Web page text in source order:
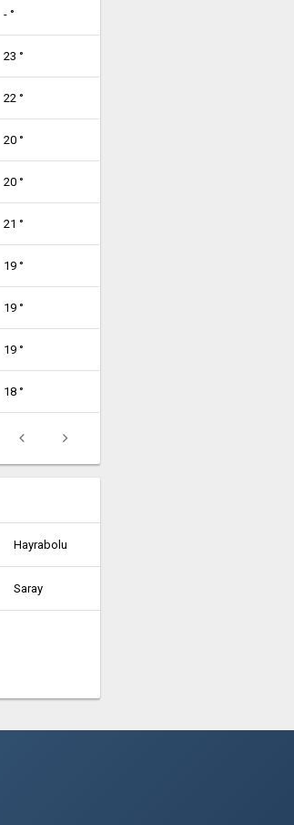
- °
23 °
22 °
20 °
20 °
21 °
19 °
19 °
19 °
18 °
Hayrabolu
Saray